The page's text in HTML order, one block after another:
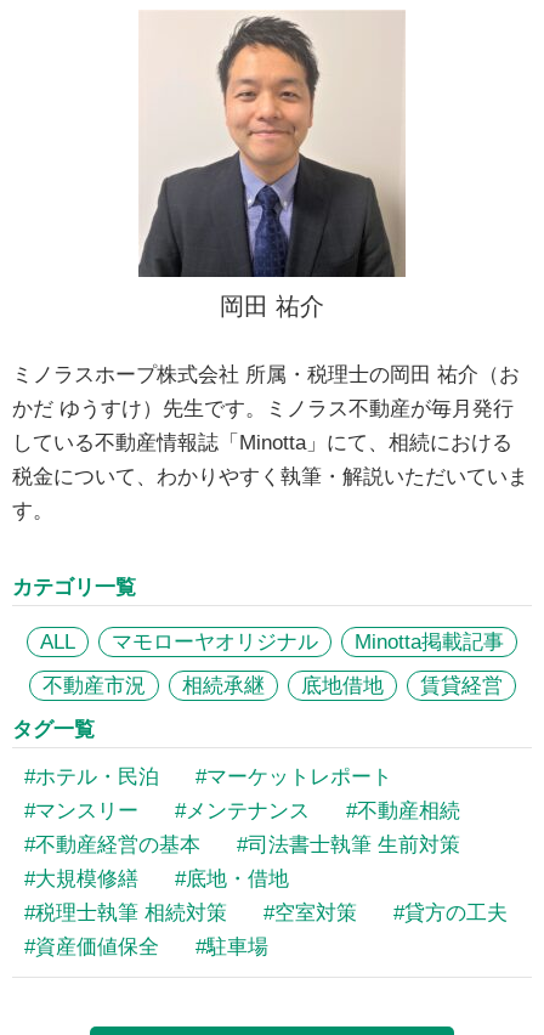
岡田 祐介
ミノラスホープ株式会社 所属・税理士の岡田 祐介（お
かだ ゆうすけ）先生です。ミノラス不動産が毎月発行
している不動産情報誌「Minotta」にて、相続における
税金について、わかりやすく執筆・解説いただいていま
す。
カテゴリ一覧
ALL マモローヤオリジナル
Minotta掲載記事
不動産市況
相続承継 底地借地
賃貸経営
タグ一覧
ホテル・民泊
マーケットレポート
マンスリー
メンテナンス
不動産相続
不動産経営の基本
司法書士執筆 生前対策
大規模修繕
底地・借地
税理士執筆 相続対策
空室対策
貸方の工夫
資産価値保全
駐車場